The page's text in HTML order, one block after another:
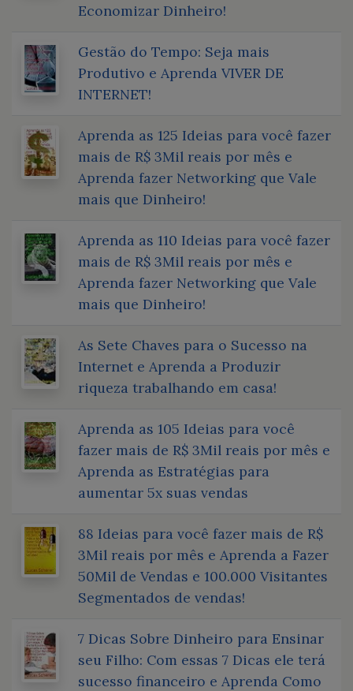
Economizar Dinheiro!
Gestão do Tempo: Seja mais
Produtivo e Aprenda VIVER DE
INTERNET!
Aprenda as 125 Ideias para você fazer
mais de R$ 3Mil reais por mês e
Aprenda fazer Networking que Vale
mais que Dinheiro!
Aprenda as 110 Ideias para você fazer
mais de R$ 3Mil reais por mês e
Aprenda fazer Networking que Vale
mais que Dinheiro!
As Sete Chaves para o Sucesso na
Internet e Aprenda a Produzir
riqueza trabalhando em casa!
Aprenda as 105 Ideias para você
fazer mais de R$ 3Mil reais por mês e
Aprenda as Estratégias para
aumentar 5x suas vendas
88 Ideias para você fazer mais de R$
3Mil reais por mês e Aprenda a Fazer
50Mil de Vendas e 100.000 Visitantes
Segmentados de vendas!
7 Dicas Sobre Dinheiro para Ensinar
seu Filho: Com essas 7 Dicas ele terá
sucesso financeiro e Aprenda Como